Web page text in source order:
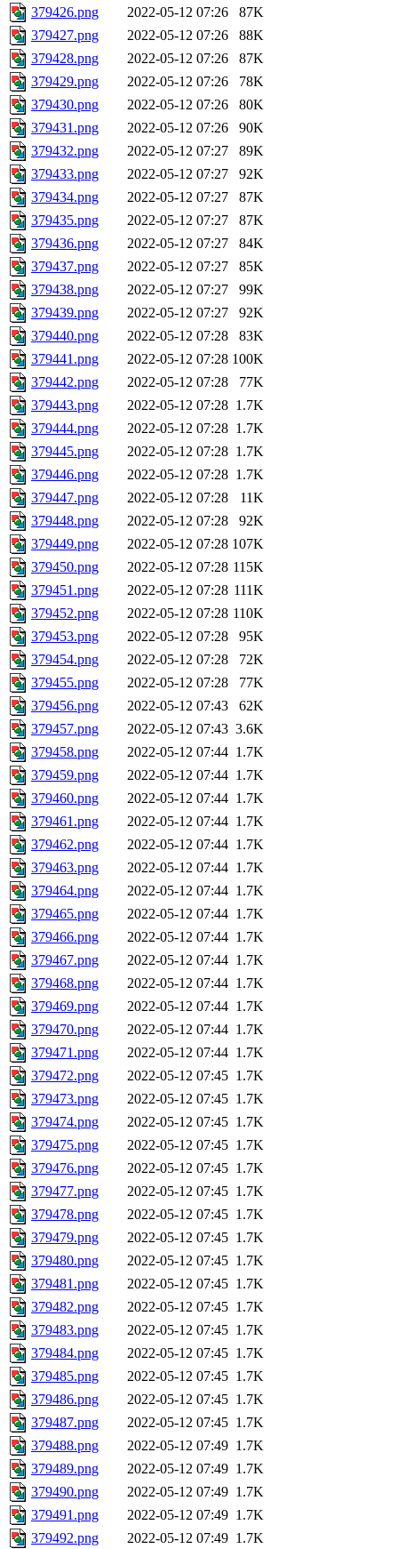
379426.png
2022-05-12 07:26
87K
379427.png
2022-05-12 07:26
88K
379428.png
2022-05-12 07:26
87K
379429.png
2022-05-12 07:26
78K
379430.png
2022-05-12 07:26
80K
379431.png
2022-05-12 07:26
90K
379432.png
2022-05-12 07:27
89K
379433.png
2022-05-12 07:27
92K
379434.png
2022-05-12 07:27
87K
379435.png
2022-05-12 07:27
87K
379436.png
2022-05-12 07:27
84K
379437.png
2022-05-12 07:27
85K
379438.png
2022-05-12 07:27
99K
379439.png
2022-05-12 07:27
92K
379440.png
2022-05-12 07:28
83K
379441.png
2022-05-12 07:28 100K
379442.png
2022-05-12 07:28
77K
379443.png
2022-05-12 07:28 1.7K
379444.png
2022-05-12 07:28 1.7K
379445.png
2022-05-12 07:28 1.7K
379446.png
2022-05-12 07:28 1.7K
379447.png
2022-05-12 07:28
11K
379448.png
2022-05-12 07:28
92K
379449.png
2022-05-12 07:28 107K
379450.png
2022-05-12 07:28 115K
379451.png
2022-05-12 07:28 111K
379452.png
2022-05-12 07:28 110K
379453.png
2022-05-12 07:28
95K
379454.png
2022-05-12 07:28
72K
379455.png
2022-05-12 07:28
77K
379456.png
2022-05-12 07:43
62K
379457.png
2022-05-12 07:43 3.6K
379458.png
2022-05-12 07:44 1.7K
379459.png
2022-05-12 07:44 1.7K
379460.png
2022-05-12 07:44 1.7K
379461.png
2022-05-12 07:44 1.7K
379462.png
2022-05-12 07:44 1.7K
379463.png
2022-05-12 07:44 1.7K
379464.png
2022-05-12 07:44 1.7K
379465.png
2022-05-12 07:44 1.7K
379466.png
2022-05-12 07:44 1.7K
379467.png
2022-05-12 07:44 1.7K
379468.png
2022-05-12 07:44 1.7K
379469.png
2022-05-12 07:44 1.7K
379470.png
2022-05-12 07:44 1.7K
379471.png
2022-05-12 07:44 1.7K
379472.png
2022-05-12 07:45 1.7K
379473.png
2022-05-12 07:45 1.7K
379474.png
2022-05-12 07:45 1.7K
379475.png
2022-05-12 07:45 1.7K
379476.png
2022-05-12 07:45 1.7K
379477.png
2022-05-12 07:45 1.7K
379478.png
2022-05-12 07:45 1.7K
379479.png
2022-05-12 07:45 1.7K
379480.png
2022-05-12 07:45 1.7K
379481.png
2022-05-12 07:45 1.7K
379482.png
2022-05-12 07:45 1.7K
379483.png
2022-05-12 07:45 1.7K
379484.png
2022-05-12 07:45 1.7K
379485.png
2022-05-12 07:45 1.7K
379486.png
2022-05-12 07:45 1.7K
379487.png
2022-05-12 07:45 1.7K
379488.png
2022-05-12 07:49 1.7K
379489.png
2022-05-12 07:49 1.7K
379490.png
2022-05-12 07:49 1.7K
379491.png
2022-05-12 07:49 1.7K
379492.png
2022-05-12 07:49 1.7K